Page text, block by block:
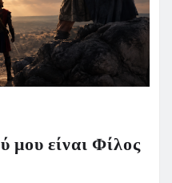
είναι Φίλος